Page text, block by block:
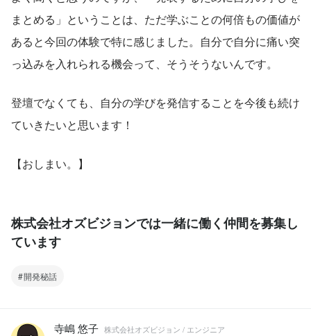
まとめる」ということは、ただ学ぶことの何倍もの価値が
あると今回の体験で特に感じました。自分で自分に痛い突
っ込みを入れられる機会って、そうそうないんです。
登壇でなくても、自分の学びを発信することを今後も続け
ていきたいと思います！
【おしまい。】
株式会社オズビジョンでは一緒に働く仲間を募集し
ています
開発秘話
寺嶋 悠子 株式会社オズビジョン / エンジニア